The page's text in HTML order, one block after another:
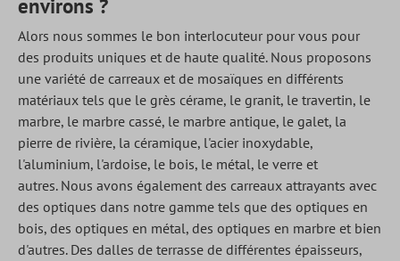
environs ?
Alors nous sommes le bon interlocuteur pour vous pour
des produits uniques et de haute qualité. Nous proposons
une variété de carreaux et de mosaïques en différents
matériaux tels que le grès cérame, le granit, le travertin, le
marbre, le marbre cassé, le marbre antique, le galet, la
pierre de rivière, la céramique, l'acier inoxydable,
l'aluminium, l'ardoise, le bois, le métal, le verre et
autres. Nous avons également des carreaux attrayants avec
des optiques dans notre gamme tels que des optiques en
bois, des optiques en métal, des optiques en marbre et bien
d'autres. Des dalles de terrasse de différentes épaisseurs,